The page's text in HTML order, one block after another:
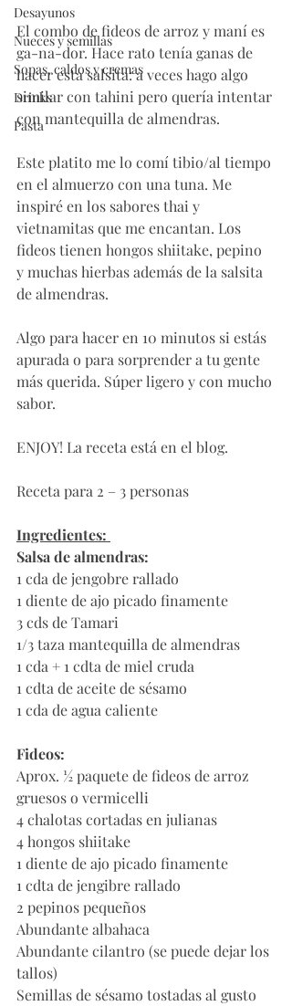
Desayunos
Nueces y semillas
Sopas, caldos y cremas
Drinks
Pasta
El combo de fideos de arroz y maní es
ga-na-dor. Hace rato tenía ganas de
hacer esta salsita: a veces hago algo
similar con tahini pero quería intentar
con mantequilla de almendras.
Este platito me lo comí tibio/al tiempo
en el almuerzo con una tuna. Me
inspiré en los sabores thai y
vietnamitas que me encantan. Los
fideos tienen hongos shiitake, pepino
y muchas hierbas además de la salsita
de almendras.
Algo para hacer en 10 minutos si estás
apurada o para sorprender a tu gente
más querida. Súper ligero y con mucho
sabor.
ENJOY! La receta está en el blog.
Receta para 2 – 3 personas
Ingredientes:
Salsa de almendras:
1 cda de jengobre rallado
1 diente de ajo picado finamente
3 cds de Tamari
1/3 taza mantequilla de almendras
1 cda + 1 cdta de miel cruda
1 cdta de aceite de sésamo
1 cda de agua caliente
Fideos:
Aprox. ½ paquete de fideos de arroz
gruesos o vermicelli
4 chalotas cortadas en julianas
4 hongos shiitake
1 diente de ajo picado finamente
1 cdta de jengibre rallado
2 pepinos pequeños
Abundante albahaca
Abundante cilantro (se puede dejar los
tallos)
Semillas de sésamo tostadas al gusto